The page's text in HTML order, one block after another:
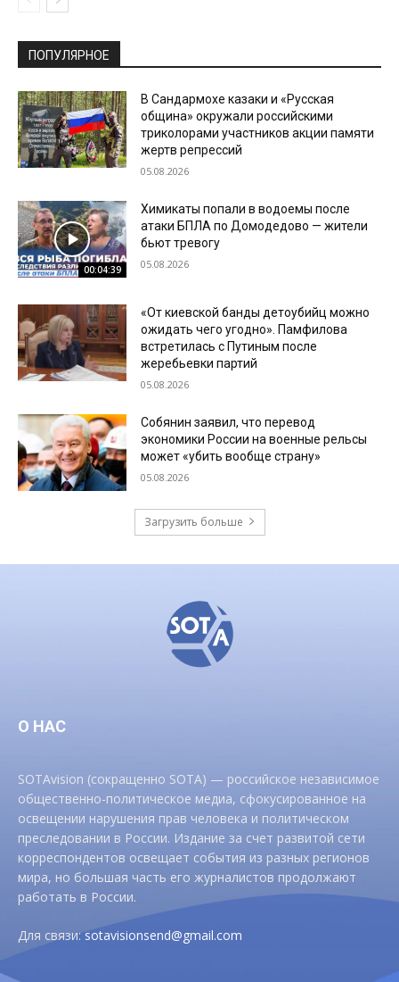
ПОПУЛЯРНОЕ
В Сандармохе казаки и «Русская
община» окружали российскими
триколорами участников акции памяти
жертв репрессий
05.08.2026
00:04:39
Химикаты попали в водоемы после
атаки БПЛА по Домодедово — жители
бьют тревогу
05.08.2026
«От киевской банды детоубийц можно
ожидать чего угодно». Памфилова
встретилась с Путиным после
жеребьевки партий
05.08.2026
Собянин заявил, что перевод
экономики России на военные рельсы
может «убить вообще страну»
05.08.2026
Загрузить больше
О НАС
SOTAvision (сокращенно SOTA) — российское независимое
общественно-политическое медиа, сфокусированное на
освещении нарушения прав человека и политическом
преследовании в России. Издание за счет развитой сети
корреспондентов освещает события из разных регионов
мира, но большая часть его журналистов продолжают
работать в России.
Для связи:sotavisionsend@gmail.com